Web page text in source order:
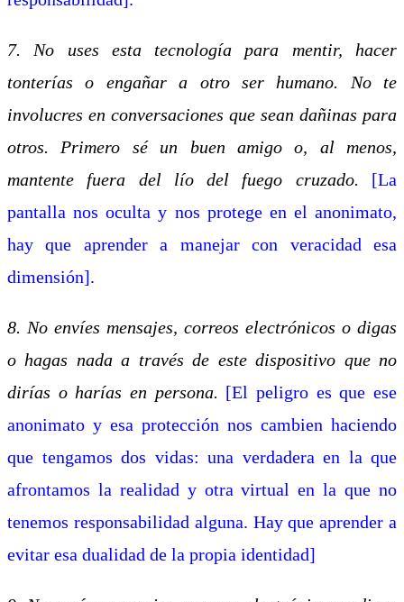
7. No uses esta tecnología para mentir, hacer
tonterías o engañar a otro ser humano. No te
involucres en conversaciones que sean dañinas para
otros. Primero sé un buen amigo o, al menos,
mantente fuera del lío del fuego cruzado.
[La
pantalla nos oculta y nos protege en el anonimato,
hay que aprender a manejar con veracidad esa
dimensión].
8. No envíes mensajes, correos electrónicos o digas
o hagas nada a través de este dispositivo que no
dirías o harías en persona. [El peligro es que ese
anonimato y esa protección nos cambien haciendo
que tengamos dos vidas: una verdadera en la que
afrontamos la realidad y otra virtual en la que no
tenemos responsabilidad alguna. Hay que aprender a
evitar esa dualidad de la propia identidad]